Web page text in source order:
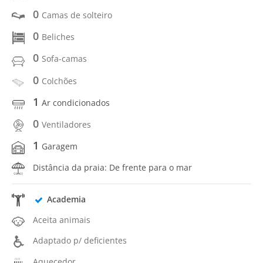
0 Camas de solteiro
0 Beliches
0 Sofa-camas
0 Colchões
1 Ar condicionados
0 Ventiladores
1 Garagem
Distância da praia: De frente para o mar
Academia
Aceita animais
Adaptado p/ deficientes